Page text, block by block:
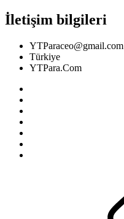
İletişim bilgileri
YTParaceo@gmail.com
Türkiye
YTPara.Com